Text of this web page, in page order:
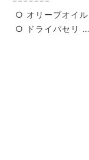
○ オリーブオイ
○ ドライパセリ